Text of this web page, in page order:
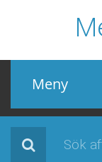
Meny
Mellandagsrea